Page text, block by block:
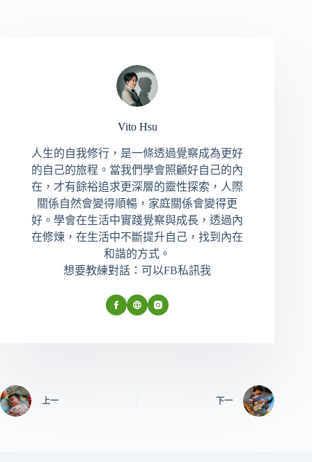
Vito Hsu
人生的自我修行，是一條透過覺察成為更好
的自己的旅程。當我們學會照顧好自己的內
在，才有餘裕追求更深層的靈性探索，人際
關係自然會變得順暢，家庭關係會變得更
好。學會在生活中實踐覺察與成長，透過內
在修煉，在生活中不斷提升自己，找到內在
和諧的方式。
想要教練對話：可以FB私訊我
上一 下一